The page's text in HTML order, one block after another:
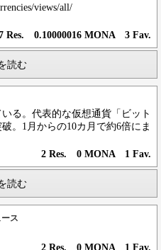
views/all/
Res. 0.10000016 MONA 3 Fav.
読む
る。代表的な仮想通貨「ビット
。1月からの10カ月で約6倍にま
2 Res. 0 MONA 1 Fav.
読む
ス
2 Res. 0 MONA 1 Fav.